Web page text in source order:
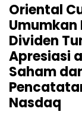
Oriental
Umumkan
Dividen
Apresiasi
Saham
Nasdaq